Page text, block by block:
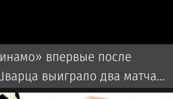
впервые после
выиграло два матча